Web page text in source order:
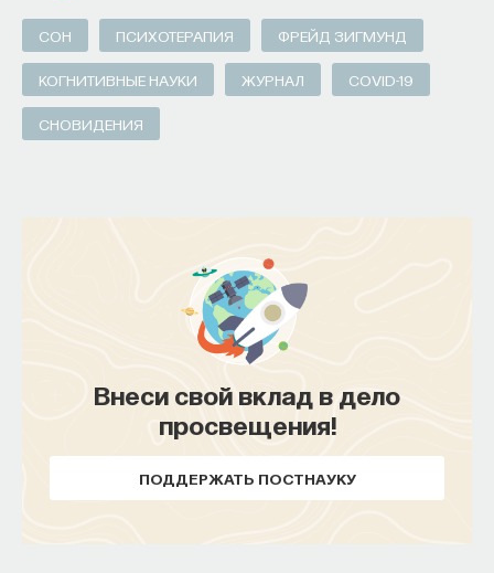
СОН ПСИХОТЕРАПИЯ ФРЕЙД ЗИГМУНД
КОГНИТИВНЫЕ НАУКИ ЖУРНАЛ COVID-19
СНОВИДЕНИЯ
Внеси свой вклад в дело
просвещения!
ПОДДЕРЖАТЬ ПОСТНАУКУ